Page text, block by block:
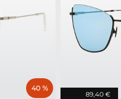
40 %
89,40 €